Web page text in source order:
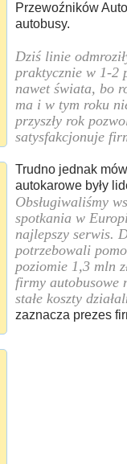
Przewoźników
autobusy.
Dziś linie
praktycznie w 1-2
nawet świata, bo
ma i w tym roku
przyszły rok
satysfakcjonuje
Trudno jednak
autokarowe były
Obsługiwaliśmy
spotkania w
najlepszy serwis.
potrzebowali
poziomie 1,3 mln
firmy autobusowe
stałe koszty
zaznacza prezes